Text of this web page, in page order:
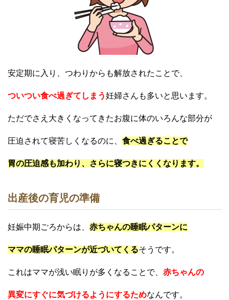
安定期に入り、つわりからも解放されたことで、
ついつい食べ過ぎてしまう妊婦さんも多いと思います。
ただでさえ大きくなってきたお腹に体のいろんな部分が
圧迫されて寝苦しくなるのに、 食べ過ぎることで
胃の圧迫感も加わり、さらに寝つきにくくなります。
出産後の育児の準備
妊娠中期ごろからは、 赤ちゃんの睡眠パターンに
ママの睡眠パターンが近づいてくるそうです。
これはママが浅い眠りが多くなることで、 赤ちゃんの
異変にすぐに気づけるようにするためなんです。